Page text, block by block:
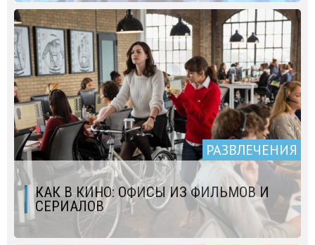
РАЗВЛЕЧЕНИЯ
КАК В КИНО: ОФИСЫ ИЗ ФИЛЬМОВ И
СЕРИАЛОВ